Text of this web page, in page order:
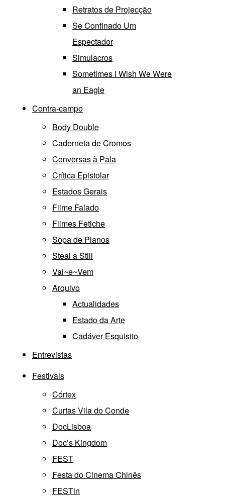
Retratos de Projecção
Se Confinado Um
Espectador
Simulacros
Sometimes I Wish We Were
an Eagle
Contra-campo
Body Double
Caderneta de Cromos
Conversas à Pala
Crítica Epistolar
Estados Gerais
Filme Falado
Filmes Fetiche
Sopa de Planos
Steal a Still
Vai~e~Vem
Arquivo
Actualidades
Estado da Arte
Cadáver Esquisito
Entrevistas
Festivais
Córtex
Curtas Vila do Conde
DocLisboa
Doc’s Kingdom
FEST
Festa do Cinema Chinês
FESTin